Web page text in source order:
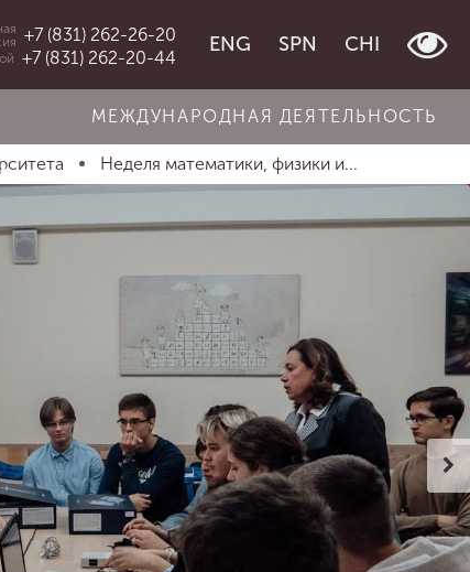
+7 (831) 262-26-20
+7 (831) 262-20-44
ENG SPN CHI
МЕЖДУНАРОДНАЯ ДЕЯТЕЛЬНОСТЬ
Неделя математики, физики и...